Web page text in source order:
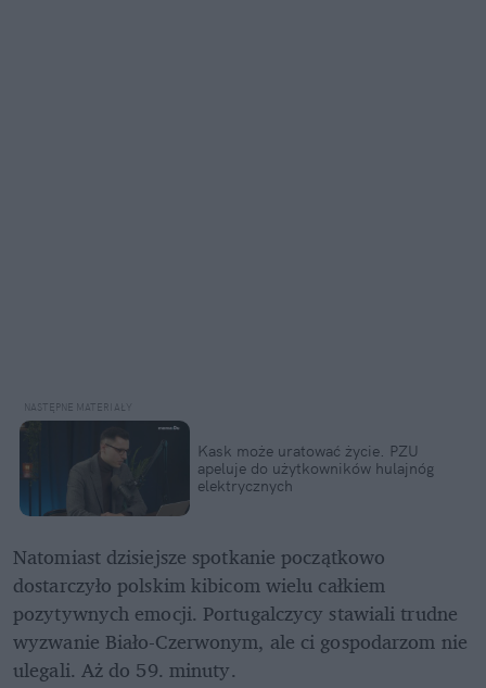
Kask może uratować życie. PZU
apeluje do użytkowników hulajnóg
elektrycznych
Natomiast dzisiejsze spotkanie początkowo
dostarczyło polskim kibicom wielu całkiem
pozytywnych emocji. Portugalczycy stawiali trudne
wyzwanie Biało-Czerwonym, ale ci gospodarzom nie
ulegali. Aż do 59. minuty.